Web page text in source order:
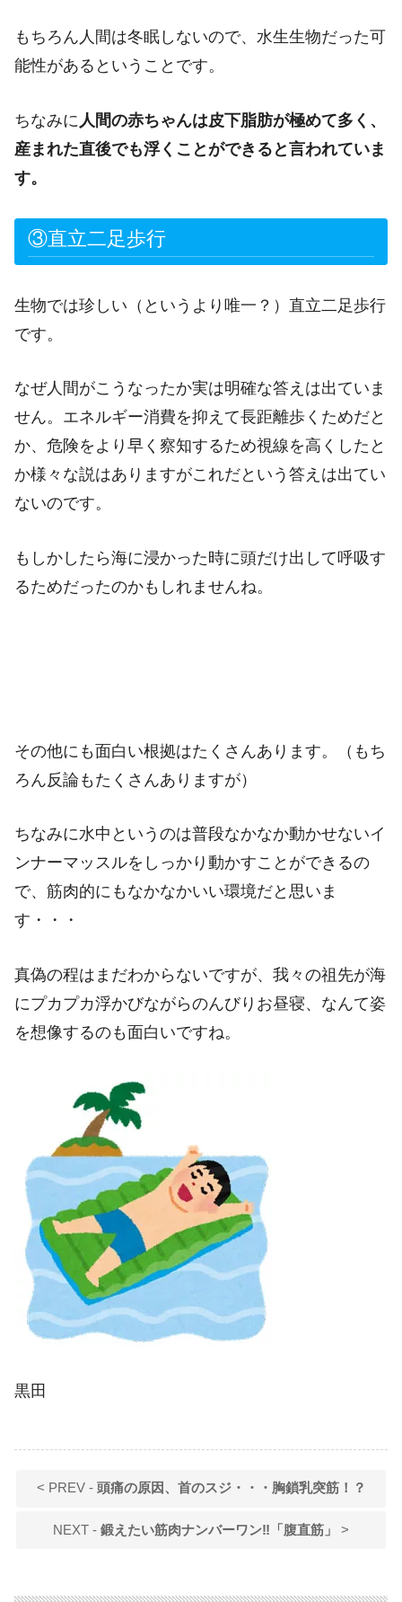
もちろん人間は冬眠しないので、水生生物だった可
能性があるということです。
ちなみに 人間の赤ちゃんは皮下脂肪が極めて多く、
産まれた直後でも浮くことができると言われていま
す。
③直立二足歩行
生物では珍しい（というより唯一？）直立二足歩行
です。
なぜ人間がこうなったか実は明確な答えは出ていま
せん。エネルギー消費を抑えて長距離歩くためだと
か、危険をより早く察知するため視線を高くしたと
か様々な説はありますがこれだという答えは出てい
ないのです。
もしかしたら海に浸かった時に頭だけ出して呼吸す
るためだったのかもしれませんね。
その他にも面白い根拠はたくさんあります。（もち
ろん反論もたくさんありますが）
ちなみに水中というのは普段なかなか動かせないイ
ンナーマッスルをしっかり動かすことができるの
で、筋肉的にもなかなかいい環境だと思いま
す・・・
真偽の程はまだわからないですが、我々の祖先が海
にプカプカ浮かびながらのんびりお昼寝、なんて姿
を想像するのも面白いですね。
黒田
< PREV - 頭痛の原因、首のスジ・・・胸鎖乳突筋！？
NEXT - 鍛えたい筋肉ナンバーワン‼「腹直筋」 >